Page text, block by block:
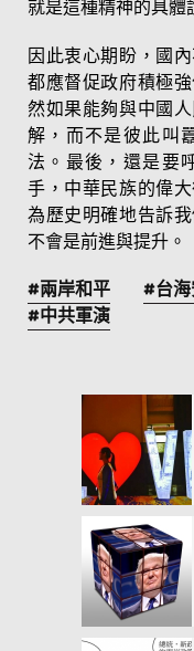
就是這種精神的具體
因此衷心期盼，國
都應督促政府積極
然如果能夠與中國
解，而不是彼此叫
法。最後，還是要
手，中華民族的偉
為歷史明確地告訴
不會是前進與提升。
#兩岸和平 #台海
#中共軍演